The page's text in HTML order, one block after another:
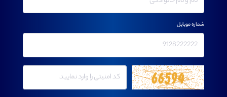
شماره موبایل